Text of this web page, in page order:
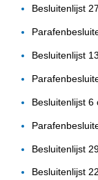
Besluitenlijst
Besluitenlijst
Besluitenlijst 6
Besluitenlijst
Besluitenlijst